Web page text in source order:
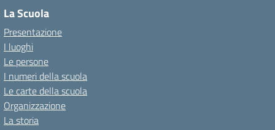
La Scuola
Presentazione
I luoghi
Le persone
I numeri della scuola
Le carte della scuola
Organizzazione
La storia